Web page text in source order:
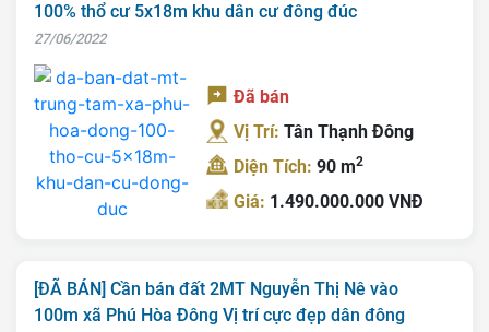
100% thổ cư 5x18m khu dân cư đông đúc
27/06/2022
Đã bán
Vị Trí:Tân Thạnh Đông
Diện Tích:90 m2
Giá: 1.490.000.000 VNĐ
[ĐÃ BÁN] Cần bán đất 2MT Nguyễn Thị Nê vào
100m xã Phú Hòa Đông Vị trí cực đẹp dân đông